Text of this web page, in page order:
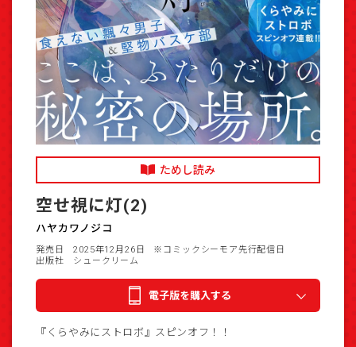
ためし読み
空せ視に灯(2)
ハヤカワノジコ
発売日 2025年12月26日
※コミックシーモア先行配信日
出版社 シュークリーム
電子版を購入する
『くらやみにストロボ』スピンオフ！！